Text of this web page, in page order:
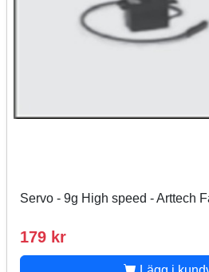
Servo - 9g High speed - Arttech
179 kr